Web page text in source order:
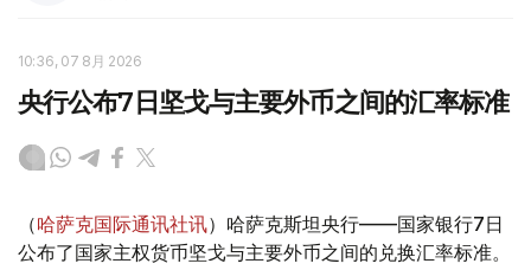
10:36, 07 8月 2026
央行公布7日坚戈与主要外币之间的汇率标准
（哈萨克国际通讯社讯）哈萨克斯坦央行——国家银行7日
公布了国家主权货币坚戈与主要外币之间的兑换汇率标准。